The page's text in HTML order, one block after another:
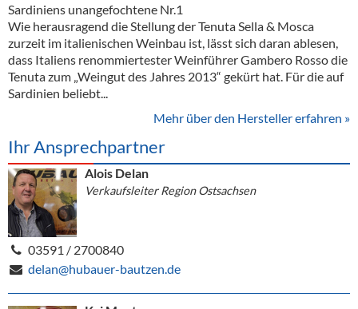
Sardiniens unangefochtene Nr.1
Wie herausragend die Stellung der Tenuta Sella & Mosca
zurzeit im italienischen Weinbau ist, lässt sich daran ablesen,
dass Italiens renommiertester Weinführer Gambero Rosso die
Tenuta zum „Weingut des Jahres 2013“ gekürt hat. Für die auf
Sardinien beliebt...
Mehr über den Hersteller erfahren »
Ihr Ansprechpartner
Alois Delan
Verkaufsleiter Region Ostsachsen
03591 / 2700840
delan@hubauer-bautzen.de